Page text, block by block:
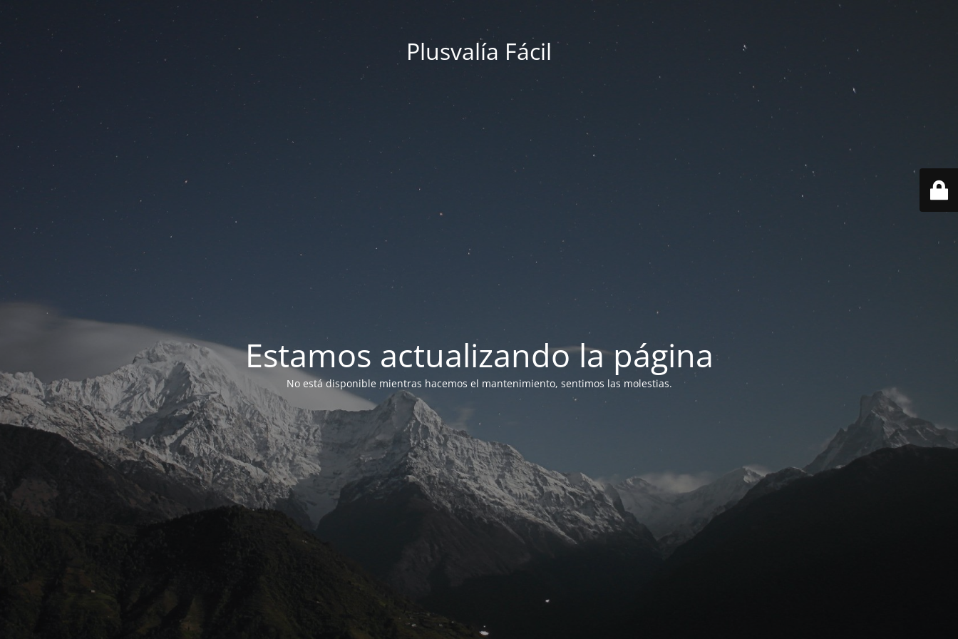
Plusvalía Fácil
Estamos actualizando la página
No está disponible mientras hacemos el mantenimiento, sentimos las molestias.